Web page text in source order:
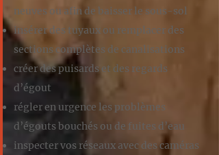
neuves ou afin de baisser le sous-sol
insérer des tuyaux ou remplacer des
sections complètes de canalisations
créer des puisards et des regards
d’égout
régler en urgence les problèmes
d’égouts bouchés ou de fuites d’eau
inspecter vos réseaux avec des caméras